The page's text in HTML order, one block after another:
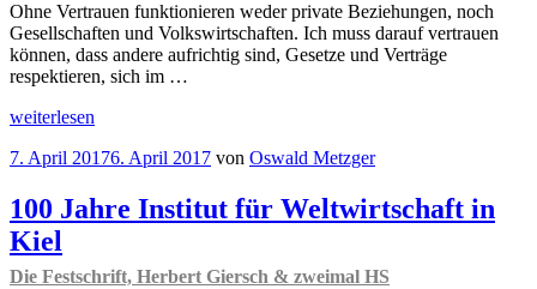
Ohne Vertrauen funktionieren weder private Beziehungen, noch
Gesellschaften und Volkswirtschaften. Ich muss darauf vertrauen
können, dass andere aufrichtig sind, Gesetze und Verträge
respektieren, sich im …
„OrdnungsPolitiker
ist
Kernkapital
des
guten
Politikers“
weiterlesen
Veröffentlicht
7. April 20176. April 2017 von Oswald Metzger
100 Jahre Institut für Weltwirtschaft in
Kiel
Die Festschrift, Herbert Giersch & zweimal HS